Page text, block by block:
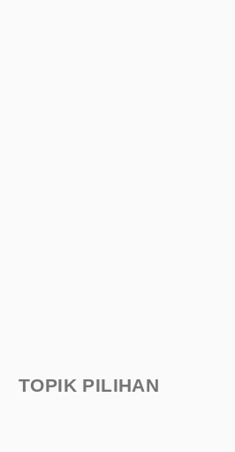
TOPIK PILIHAN